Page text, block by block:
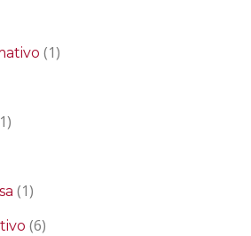
(1)
(1)
(6)